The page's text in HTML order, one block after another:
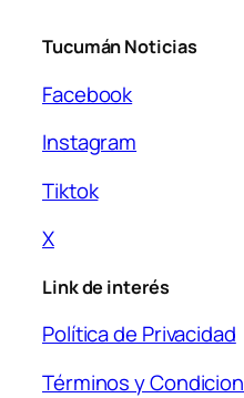
Tucumán Noticias
Facebook
Instagram
Tiktok
X
Link de interés
Política de Privacidad
Términos y